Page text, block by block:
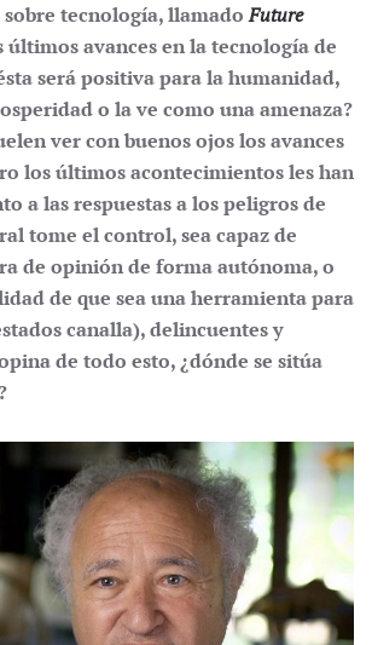
sobre tecnología, llamadoFuture
últimos avances en la tecnología de
será positiva para la humanidad,
o la ve como una amenaza?
ver con buenos ojos los avances
los últimos acontecimientos les han
a las respuestas a los peligros de
tome el control, sea capaz de
de opinión de forma autónoma, o
de que sea una herramienta para
canalla), delincuentes y
de todo esto, ¿dónde se sitúa